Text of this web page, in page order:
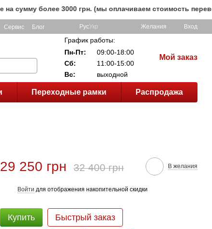
более 3000 грн. (мы оплачиваем стоимость
Сервис Блог РусУкр Желания Вход
График работы:
Пн-Пт:
09:00-18:00
Сб:
11:00-15:00
Вс:
выходной
Мой заказ
Переходные рамки Распродажа
29 250 грн 32 400 грн В желания
Войти для отображения накопительной скидки
Купить Быстрый заказ